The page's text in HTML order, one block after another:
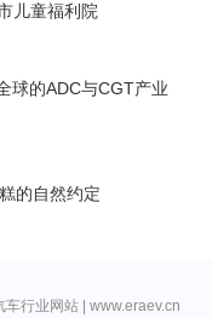
儿童福利院
球的ADC与CGT产业
的自然约定
行业网站 | www.eraev.cn